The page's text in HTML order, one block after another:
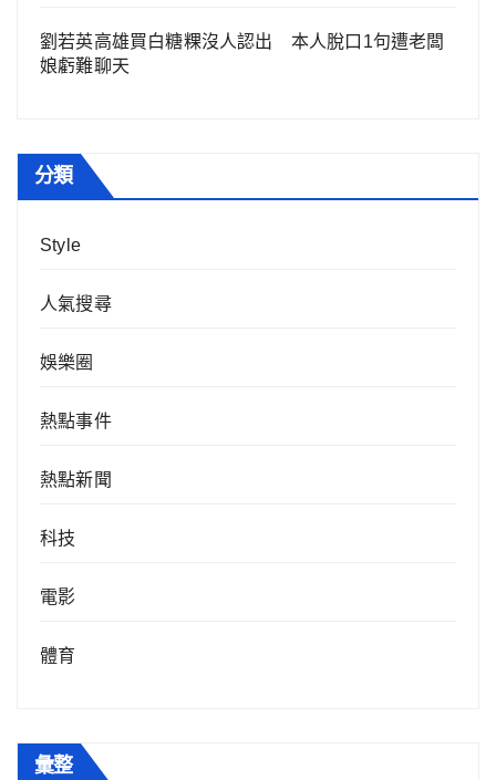
劉若英高雄買白糖粿沒人認出 本人脫口1句遭老闆
娘虧難聊天
分類
Style
人氣搜尋
娛樂圈
熱點事件
熱點新聞
科技
電影
體育
彙整